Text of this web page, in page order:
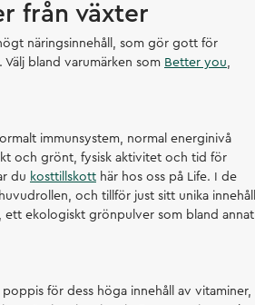
från växter
näringsinnehåll, som gör gott för
bland varumärken som Better you
immunsystem, normal energinivå
och grönt, fysisk aktivitet och tid för
du kosttillskott här hos oss på Life. I de
och tillför just sitt unika innehåll
, ett ekologiskt grönpulver som bland annat
för dess höga innehåll av vitaminer,